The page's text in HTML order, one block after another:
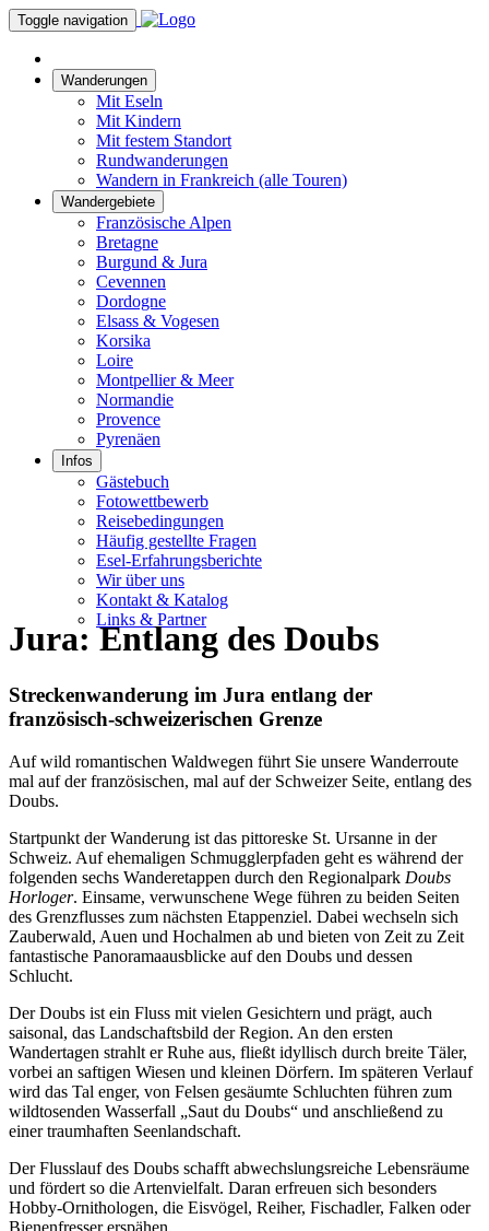
Toggle navigation
Wanderungen
Mit Eseln
Mit Kindern
Mit festem Standort
Rundwanderungen
Wandern in Frankreich (alle Touren)
Wandergebiete
Französische Alpen
Bretagne
Burgund & Jura
Cevennen
Dordogne
Elsass & Vogesen
Korsika
Loire
Montpellier & Meer
Normandie
Provence
Pyrenäen
Infos
Gästebuch
Fotowettbewerb
Reisebedingungen
Häufig gestellte Fragen
Esel-Erfahrungsberichte
Wir über uns
Kontakt & Katalog
Links & Partner
Jura: Entlang des Doubs
Streckenwanderung im Jura entlang der
französisch-schweizerischen Grenze
Auf wild romantischen Waldwegen führt Sie unsere Wanderroute
mal auf der französischen, mal auf der Schweizer Seite, entlang des
Doubs.
Startpunkt der Wanderung ist das pittoreske St. Ursanne in der
Schweiz. Auf ehemaligen Schmugglerpfaden geht es während der
folgenden sechs Wanderetappen durch den Regionalpark Doubs
Horloger. Einsame, verwunschene Wege führen zu beiden Seiten
des Grenzflusses zum nächsten Etappenziel. Dabei wechseln sich
Zauberwald, Auen und Hochalmen ab und bieten von Zeit zu Zeit
fantastische Panoramaausblicke auf den Doubs und dessen
Schlucht.
Der Doubs ist ein Fluss mit vielen Gesichtern und prägt, auch
saisonal, das Landschaftsbild der Region. An den ersten
Wandertagen strahlt er Ruhe aus, fließt idyllisch durch breite Täler,
vorbei an saftigen Wiesen und kleinen Dörfern. Im späteren Verlauf
wird das Tal enger, von Felsen gesäumte Schluchten führen zum
wildtosenden Wasserfall „Saut du Doubs“ und anschließend zu
einer traumhaften Seenlandschaft.
Der Flusslauf des Doubs schafft abwechslungsreiche Lebensräume
und fördert so die Artenvielfalt. Daran erfreuen sich besonders
Hobby-Ornithologen, die Eisvögel, Reiher, Fischadler, Falken oder
Bienenfresser erspähen.